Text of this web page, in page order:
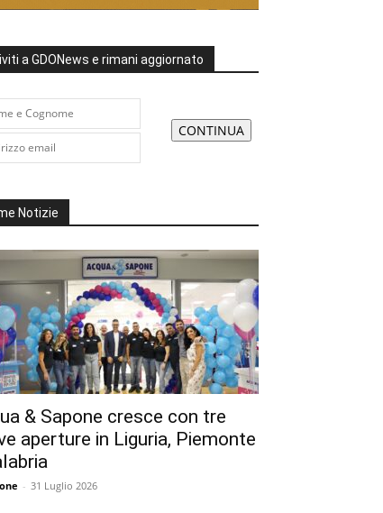
a GDONews e rimani aggiornato
Notizie
& Sapone cresce con tre
aperture in Liguria, Piemonte
- 31 Luglio 2026